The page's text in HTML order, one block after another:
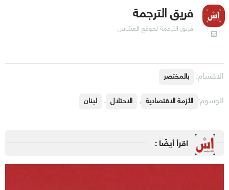
فريق الترجمة
فريق الترجمة لموقع العسّاس
الاقسام: بالمختصر
الوسوم: الأزمة الاقتصادية , الاحتلال , لبنان
اقرأ أيضًا :